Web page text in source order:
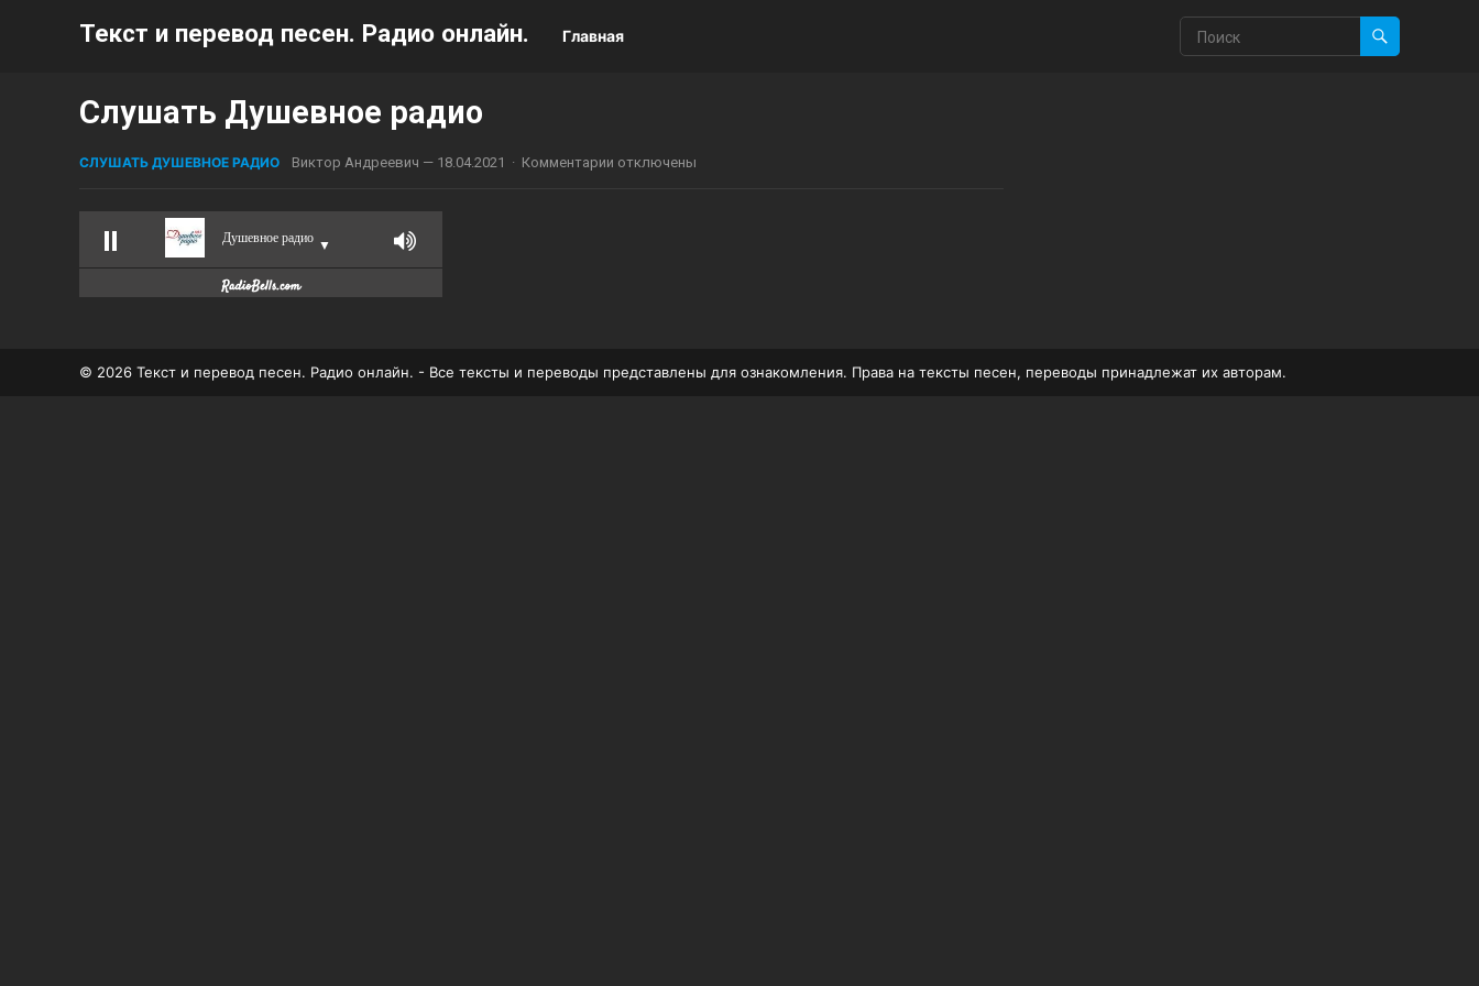
Текст и перевод песен. Радио онлайн. Главная
Слушать Душевное радио
СЛУШАТЬ ДУШЕВНОЕ РАДИО Виктор Андреевич — 18.04.2021 · Комментарии отключены
Душевное радио
▼
© 2026 Текст и перевод песен. Радио онлайн. - Все тексты и переводы представлены для ознакомления. Права на тексты песен, переводы принадлежат их авторам.